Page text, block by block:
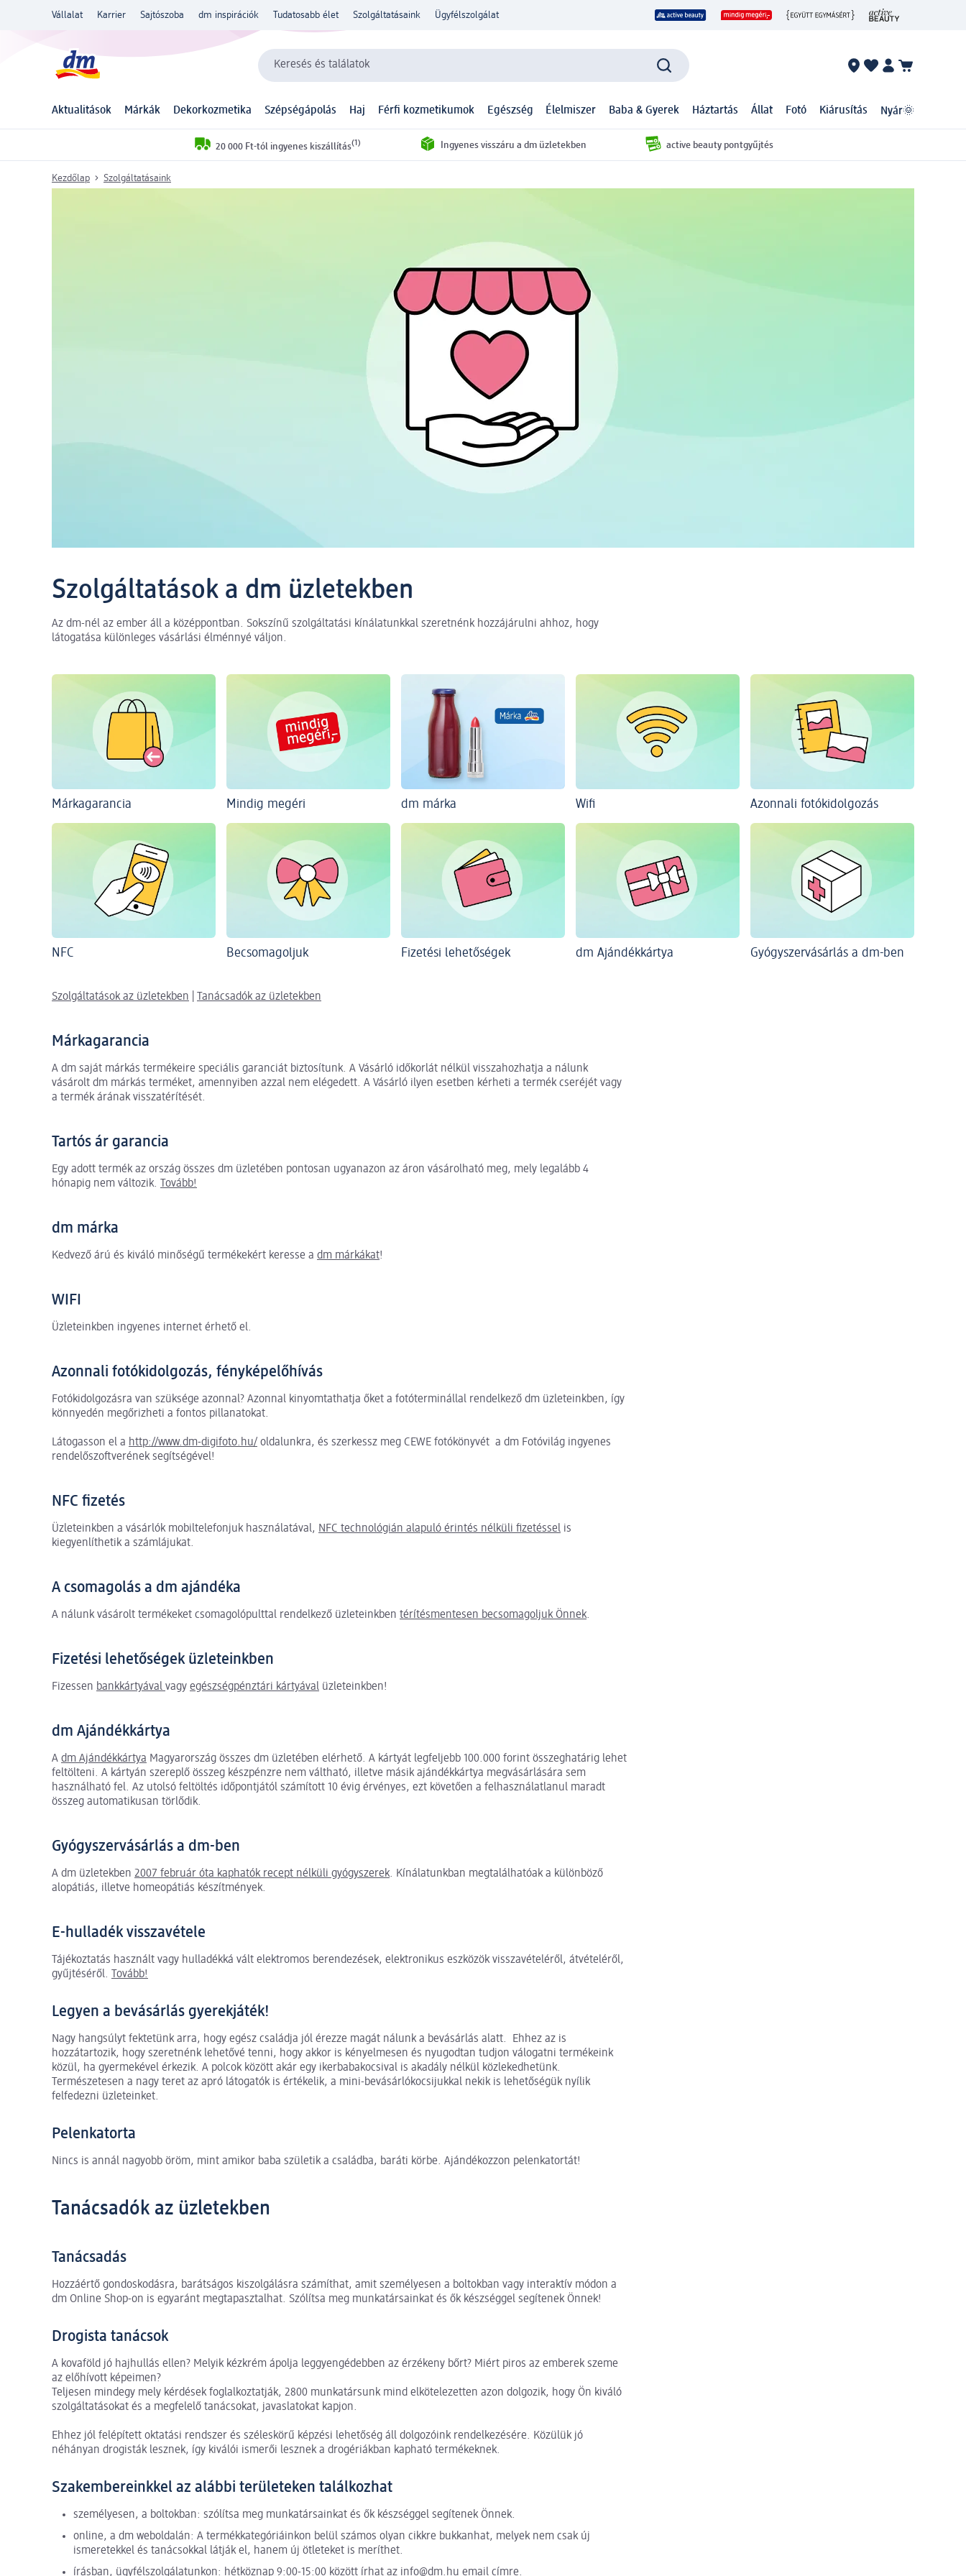
Vállalat Karrier Sajtószoba dm inspirációk Tudatosabb élet Szolgáltatásaink Ügyfélszolgálat
Keresés és találatok
Aktualitások Márkák Dekorkozmetika Szépségápolás Haj Férfi kozmetikumok Egészség Élelmiszer Baba & Gyerek Háztartás Állat Fotó Kiárusítás Nyár🌞
20 000 Ft-tól ingyenes kiszállítás(1) Ingyenes visszáru a dm üzletekben active beauty pontgyűjtés
Kezdőlap Szolgáltatásaink
Szolgáltatások a dm üzletekben
Az dm-nél az ember áll a középpontban. Sokszínű szolgáltatási kínálatunkkal szeretnénk hozzájárulni ahhoz, hogy
látogatása különleges vásárlási élménnyé váljon.
Márkagarancia Mindig megéri dm márka Wifi Azonnali fotókidolgozás
NFC Becsomagoljuk Fizetési lehetőségek dm Ajándékkártya Gyógyszervásárlás a dm-ben
Szolgáltatások az üzletekben Tanácsadók az üzletekben
Márkagarancia
A dm saját márkás termékeire speciális garanciát biztosítunk. A Vásárló időkorlát nélkül visszahozhatja a nálunk
vásárolt dm márkás terméket, amennyiben azzal nem elégedett. A Vásárló ilyen esetben kérheti a termék cseréjét vagy
a termék árának visszatérítését.
Tartós ár garancia
Egy adott termék az ország összes dm üzletében pontosan ugyanazon az áron vásárolható meg, mely legalább 4
hónapig nem változik.
Tovább!
dm márka
Kedvező árú és kiváló minőségű termékekért keresse a dm márkákat!
WIFI
Üzleteinkben ingyenes internet érhető el.
Azonnali fotókidolgozás, fényképelőhívás
Fotókidolgozásra van szüksége azonnal? Azonnal kinyomtathatja őket a fotóterminállal rendelkező dm üzleteinkben, így
könnyedén megőrizheti a fontos pillanatokat.
Látogasson el a http://www.dm-digifoto.hu/ oldalunkra, és szerkessz meg CEWE fotókönyvét a dm Fotóvilág ingyenes
rendelőszoftverének segítségével!
NFC fizetés
Üzleteinkben a vásárlók mobiltelefonjuk használatával, NFC technológián alapuló érintés nélküli fizetéssel is
kiegyenlíthetik a számlájukat.
A csomagolás a dm ajándéka
A nálunk vásárolt termékeket csomagolópulttal rendelkező üzleteinkben térítésmentesen becsomagoljuk Önnek.
Fizetési lehetőségek üzleteinkben
Fizessen bankkártyával vagy egészségpénztári kártyával üzleteinkben!
dm Ajándékkártya
A dm Ajándékkártya Magyarország összes dm üzletében elérhető. A kártyát legfeljebb 100.000 forint összeghatárig lehet
feltölteni. A kártyán szereplő összeg készpénzre nem váltható, illetve másik ajándékkártya megvásárlására sem
használható fel. Az utolsó feltöltés időpontjától számított 10 évig érvényes, ezt követően a felhasználatlanul maradt
összeg automatikusan törlődik.
Gyógyszervásárlás a dm-ben
A dm üzletekben 2007 február óta kaphatók recept nélküli gyógyszerek. Kínálatunkban megtalálhatóak a különböző
alopátiás, illetve homeopátiás készítmények.
E-hulladék visszavétele
Tájékoztatás használt vagy hulladékká vált elektromos berendezések, elektronikus eszközök visszavételéről, átvételéről,
gyűjtéséről.
Tovább!
Legyen a bevásárlás gyerekjáték!
Nagy hangsúlyt fektetünk arra, hogy egész családja jól érezze magát nálunk a bevásárlás alatt. Ehhez az is
hozzátartozik, hogy szeretnénk lehetővé tenni, hogy akkor is kényelmesen és nyugodtan tudjon válogatni termékeink
közül, ha gyermekével érkezik. A polcok között akár egy ikerbabakocsival is akadály nélkül közlekedhetünk.
Természetesen a nagy teret az apró látogatók is értékelik, a mini-bevásárlókocsijukkal nekik is lehetőségük nyílik
felfedezni üzleteinket.
Pelenkatorta
Nincs is annál nagyobb öröm, mint amikor baba születik a családba, baráti körbe. Ajándékozzon pelenkatortát!
Tanácsadók az üzletekben
Tanácsadás
Hozzáértő gondoskodásra, barátságos kiszolgálásra számíthat, amit személyesen a boltokban vagy interaktív módon a
dm Online Shop-on is egyaránt megtapasztalhat. Szólítsa meg munkatársainkat és ők készséggel segítenek Önnek!
Drogista tanácsok
A kovaföld jó hajhullás ellen? Melyik kézkrém ápolja leggyengédebben az érzékeny bőrt? Miért piros az emberek szeme
az előhívott képeimen?
Teljesen mindegy mely kérdések foglalkoztatják, 2800 munkatársunk mind elkötelezetten azon dolgozik, hogy Ön kiváló
szolgáltatásokat és a megfelelő tanácsokat, javaslatokat kapjon.
Ehhez jól felépített oktatási rendszer és széleskörű képzési lehetőség áll dolgozóink rendelkezésére. Közülük jó
néhányan drogisták lesznek, így kiválói ismerői lesznek a drogériákban kapható termékeknek.
Szakembereinkkel az alábbi területeken találkozhat
személyesen, a boltokban: szólítsa meg munkatársainkat és ők készséggel segítenek Önnek.
online, a dm weboldalán: A termékkategóriáinkon belül számos olyan cikkre bukkanhat, melyek nem csak új
ismeretekkel és tanácsokkal látják el, hanem új ötleteket is meríthet.
írásban, ügyfélszolgálatunkon: hétköznap 9:00-15:00 között írhat az info@dm.hu email címre.